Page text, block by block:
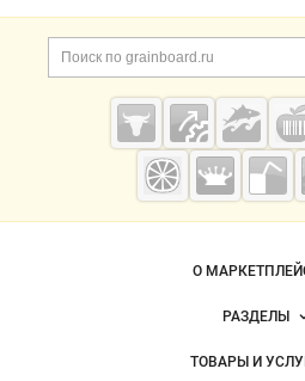
Дополнительная
Cсылки на
Важные разделы и
Навигация по сайту
О
Новости
Размещение
РАЗДЕЛЫ
ТОВАРЫ И